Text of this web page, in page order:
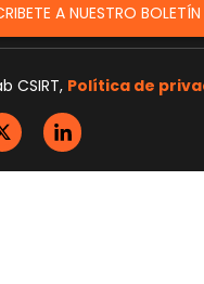
A NUESTRO BOLETÍN
CSIRT, Política de